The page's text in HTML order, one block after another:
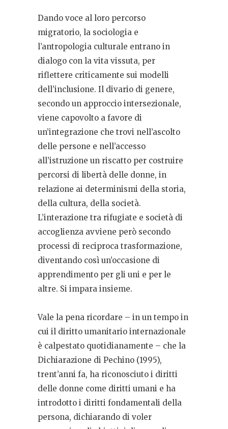
Dando voce al loro percorso
migratorio, la sociologia e
l’antropologia culturale entrano in
dialogo con la vita vissuta, per
riflettere criticamente sui modelli
dell’inclusione. Il divario di genere,
secondo un approccio intersezionale,
viene capovolto a favore di
un’integrazione che trovi nell’ascolto
delle persone e nell’accesso
all’istruzione un riscatto per costruire
percorsi di libertà delle donne, in
relazione ai determinismi della storia,
della cultura, della società.
L’interazione tra rifugiate e società di
accoglienza avviene però secondo
processi di reciproca trasformazione,
diventando così un’occasione di
apprendimento per gli uni e per le
altre. Si impara insieme.
Vale la pena ricordare – in un tempo in
cui il diritto umanitario internazionale
è calpestato quotidianamente – che la
Dichiarazione di Pechino (1995),
trent’anni fa, ha riconosciuto i diritti
delle donne come diritti umani e ha
introdotto i diritti fondamentali della
persona, dichiarando di voler